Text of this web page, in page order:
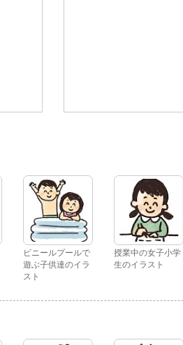
ビニールプールで
遊ぶ子供達のイラ
スト
授業中の女子小学
生のイラスト